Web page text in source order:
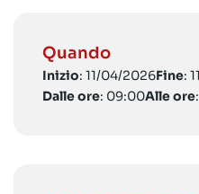
Quando
Inizio: 11/04/2026Fine:
Dalle ore: 09:00Alle ore